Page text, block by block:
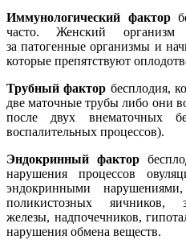
Иммунологический фактор
часто. Женский организм
за патогенные организмы и
которые препятствуют
Трубный фактор бесплодия,
две маточные трубы либо они
после двух внематочных
воспалительных процессов).
Эндокринный фактор
нарушения процессов
эндокринными
поликистозных яичников,
железы, надпочечников,
нарушения обмена веществ.